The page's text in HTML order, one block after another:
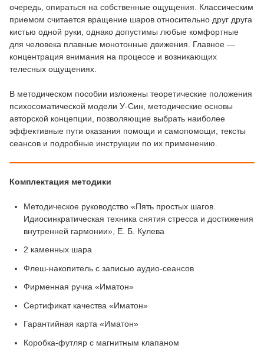
очередь, опираться на собственные ощущения. Классическим
приемом считается вращение шаров относительно друг друга
кистью одной руки, однако допустимы любые комфортные
для человека плавные монотонные движения. Главное —
концентрация внимания на процессе и возникающих
телесных ощущениях.
В методическом пособии изложены теоретические положения
психосоматической модели У-Син, методические основы
авторской концепции, позволяющие выбрать наиболее
эффективные пути оказания помощи и самопомощи, тексты
сеансов и подробные инструкции по их применению.
Комплектация методики
Методическое руководство «Пять простых шагов.
Идиосинкратическая техника снятия стресса и достижения
внутренней гармонии», Е. Б. Кулева
2 каменных шара
Флеш-накопитель с записью аудио-сеансов
Фирменная ручка «Иматон»
Сертификат качества «Иматон»
Гарантийная карта «Иматон»
Коробка-футляр с магнитным клапаном